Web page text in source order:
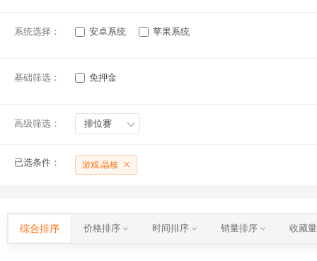
系统选择： 安卓系统 苹果系统
基础筛选： 免押金
高级筛选： 排位赛
已选条件： 游戏:晶核
综合排序 价格排序 时间排序 销量排序 收藏